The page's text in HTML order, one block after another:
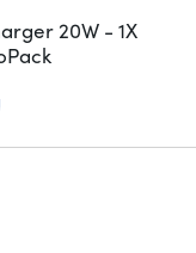
20W - 1X